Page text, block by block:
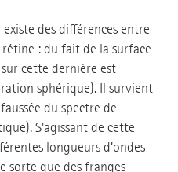
des différences entre
rétine : du fait de la surface
cette dernière est
sphérique). Il survient
du spectre de
S'agissant de cette
longueurs d’ondes
sorte que des franges